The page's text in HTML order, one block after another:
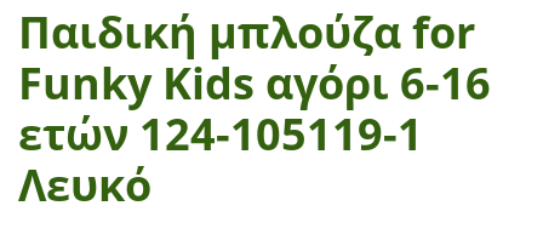
Παιδική μπλούζα for
Funky Kids αγόρι 6-16
ετών 124-105119-1
Λευκό